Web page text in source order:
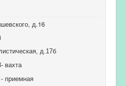
д.16
д.17б
вахта
приемная